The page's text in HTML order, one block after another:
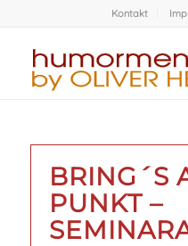
Kontakt
BRING´S
PUNKT –